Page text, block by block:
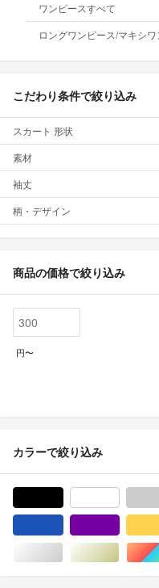
ワンピースすべて
ロングワンピース/マキシワ
こだわり条件で絞り込み
スカート 形状
素材
袖丈
柄・デザイン
商品の価格で絞り込み
円〜
カラーで絞り込み
シルバー/銀色系ゴール